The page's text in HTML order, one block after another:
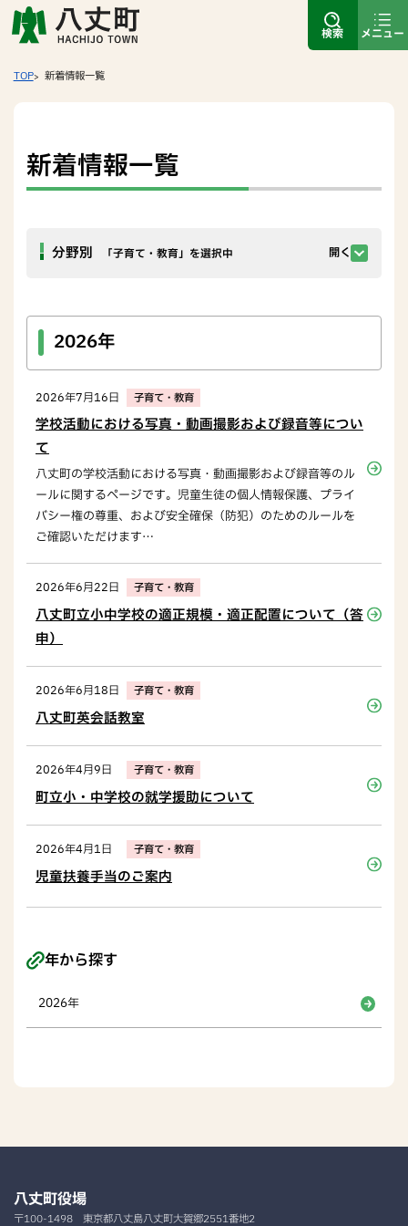
検索 メニュー
TOP 新着情報一覧
新着情報一覧
分野別 「子育て・教育」を選択中 開く
2026年
2026年7月16日 子育て・教育
学校活動における写真・動画撮影および録音等につい
て
八丈町の学校活動における写真・動画撮影および録音等のル
ールに関するページです。児童生徒の個人情報保護、プライ
バシー権の尊重、および安全確保（防犯）のためのルールを
ご確認いただけます…
2026年6月22日 子育て・教育
八丈町立小中学校の適正規模・適正配置について（答
申）
2026年6月18日 子育て・教育
八丈町英会話教室
2026年4月9日 子育て・教育
町立小・中学校の就学援助について
2026年4月1日 子育て・教育
児童扶養手当のご案内
年から探す
2026年
八丈町役場
〒100-1498 東京都八丈島八丈町大賀郷2551番地2